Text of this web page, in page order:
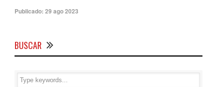
Publicado: 29 ago 2023
BUSCAR